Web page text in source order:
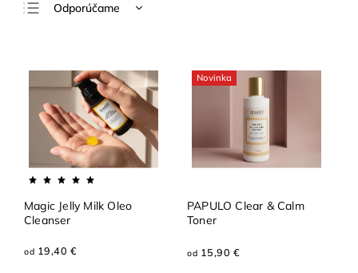
Odporúčame
Najpredávanejšie
Abecedne
Magic Jelly Milk Oleo
Cleanser
od 19,40 €
Novinka
PAPULO Clear & Calm
Toner
od 15,90 €